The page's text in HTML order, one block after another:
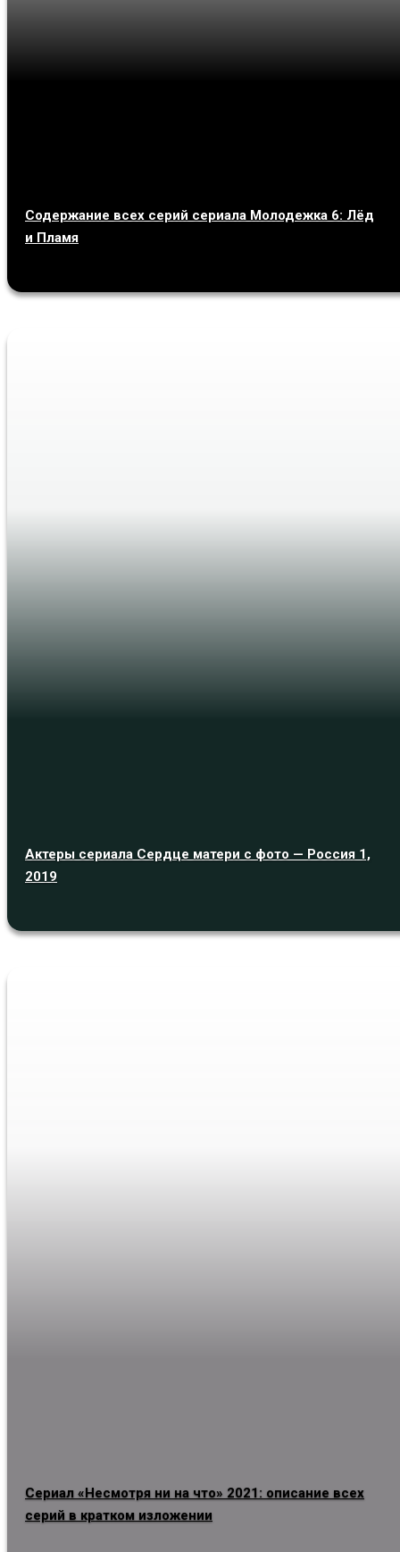
Содержание всех серий сериала Молодежка 6: Лёд
и Пламя
Актеры сериала Сердце матери с фото — Россия 1,
2019
Сериал «Несмотря ни на что» 2021: описание всех
серий в кратком изложении